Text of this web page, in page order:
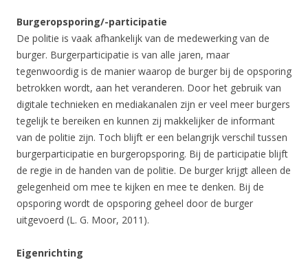
Burgeropsporing/-participatie
De politie is vaak afhankelijk van de medewerking van de
burger. Burgerparticipatie is van alle jaren, maar
tegenwoordig is de manier waarop de burger bij de opsporing
betrokken wordt, aan het veranderen. Door het gebruik van
digitale technieken en mediakanalen zijn er veel meer burgers
tegelijk te bereiken en kunnen zij makkelijker de informant
van de politie zijn. Toch blijft er een belangrijk verschil tussen
burgerparticipatie en burgeropsporing. Bij de participatie blijft
de regie in de handen van de politie. De burger krijgt alleen de
gelegenheid om mee te kijken en mee te denken. Bij de
opsporing wordt de opsporing geheel door de burger
uitgevoerd (L. G. Moor, 2011).
Eigenrichting